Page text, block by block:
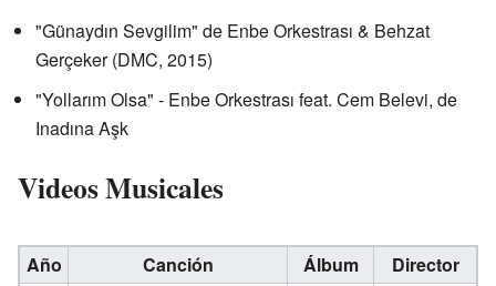
"Günaydın Sevgilim" de Enbe Orkestrası & Behzat
Gerçeker (DMC, 2015)
"Yollarım Olsa" - Enbe Orkestrası feat. Cem Belevi, de
Inadına Aşk
Videos Musicales
Año Canción Álbum
Director